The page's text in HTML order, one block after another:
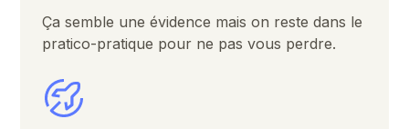
Ça semble une évidence mais on reste dans le
pratico-pratique pour ne pas vous perdre.